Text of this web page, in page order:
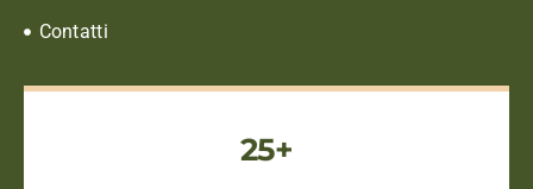
Contatti
25+